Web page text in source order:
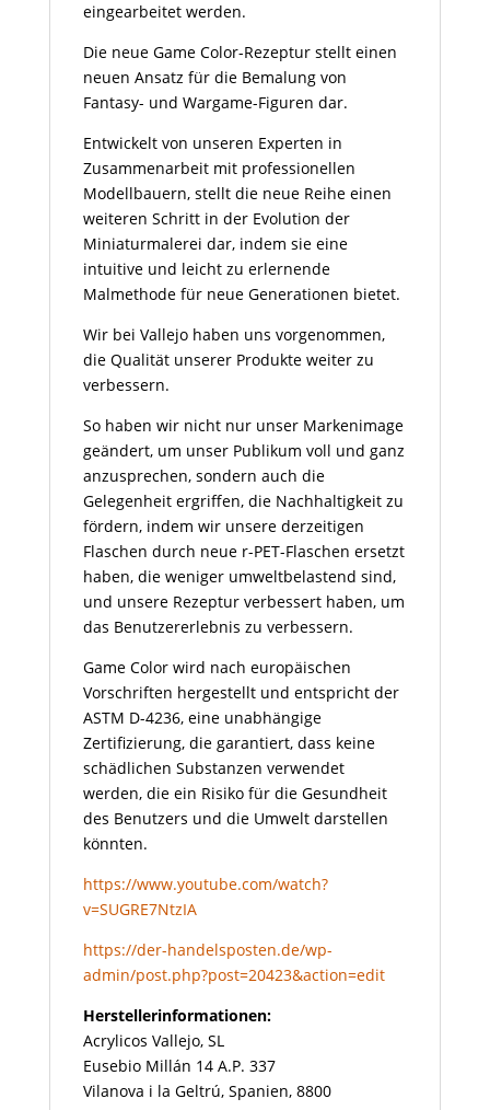
eingearbeitet werden.
Die neue Game Color-Rezeptur stellt einen
neuen Ansatz für die Bemalung von
Fantasy- und Wargame-Figuren dar.
Entwickelt von unseren Experten in
Zusammenarbeit mit professionellen
Modellbauern, stellt die neue Reihe einen
weiteren Schritt in der Evolution der
Miniaturmalerei dar, indem sie eine
intuitive und leicht zu erlernende
Malmethode für neue Generationen bietet.
Wir bei Vallejo haben uns vorgenommen,
die Qualität unserer Produkte weiter zu
verbessern.
So haben wir nicht nur unser Markenimage
geändert, um unser Publikum voll und ganz
anzusprechen, sondern auch die
Gelegenheit ergriffen, die Nachhaltigkeit zu
fördern, indem wir unsere derzeitigen
Flaschen durch neue r-PET-Flaschen ersetzt
haben, die weniger umweltbelastend sind,
und unsere Rezeptur verbessert haben, um
das Benutzererlebnis zu verbessern.
Game Color wird nach europäischen
Vorschriften hergestellt und entspricht der
ASTM D-4236, eine unabhängige
Zertifizierung, die garantiert, dass keine
schädlichen Substanzen verwendet
werden, die ein Risiko für die Gesundheit
des Benutzers und die Umwelt darstellen
könnten.
https://www.youtube.com/watch?
v=SUGRE7NtzIA
https://der-handelsposten.de/wp-
admin/post.php?post=20423&action=edit
Herstellerinformationen:
Acrylicos Vallejo, SL
Eusebio Millán 14 A.P. 337
Vilanova i la Geltrú, Spanien, 8800